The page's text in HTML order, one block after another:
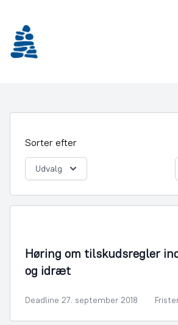
indhold
Sorter efter
Udvalg
Høring om tilskudsregler
og idræt
Deadline 27. september 2018